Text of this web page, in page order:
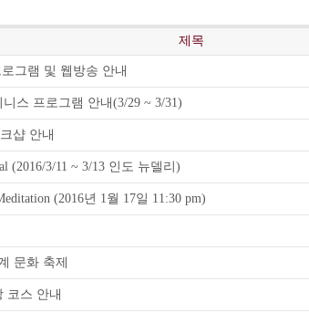
제목
그램 및 웹방송 안내
스 프로그램 안내(3/29 ~ 3/31)
샵 안내
(2016/3/11 ~ 3/13 인도 뉴델리)
(2016년 1월 17일 11:30 pm)
문화 축제
코스 안내